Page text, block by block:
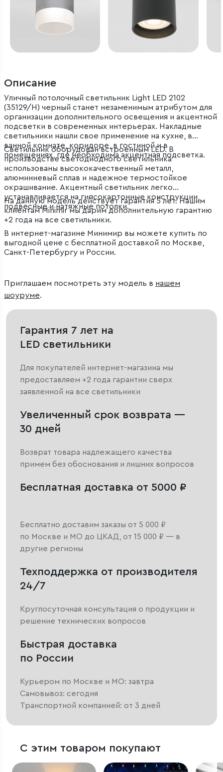
Описание
Уличный потолочный светильник Light LED 2102
(35129/H) черный станет незаменимым атрибутом для
организации дополнительного освещения и акцентной
подсветки в современных интерьерах. Накладные
светильники нашли свое применение на кухне, в
ванной комнате, коридоре, в гостиной и в
помещениях, где необходима акцентная подсветка.
Светильник оборудован встроенным LED. В
производстве светодиодного светильника
использованы высококачественный металл,
алюминиевый сплав и надежное термостойкое
окрашивание. Акцентный светильник легко
устанавливается на гипсокартонные конструкции,
подвесные и натяжные потолки.
На данную модель действует гарантия 5 лет. Нашим
клиентам Minimir мы дарим дополнительную гарантию
+2 года на все светильники.
В интернет-магазине Минимир вы можете купить по
выгодной цене с бесплатной доставкой по Москве,
Санкт-Петербургу и России.
Приглашаем посмотреть эту модель в нашем
шоуруме.
Гарантия 7 лет на
LED светильники
Для покупателей интернет-магазина мы
предоставляем +2 года гарантии сверх
заявленной на все светильники
Увеличенный срок возврата —
30 дней
Возврат товара надлежащего качества
примем без обоснования и лишних вопросов
Бесплатная доставка от 5000 ₽
Бесплатно доставим заказы от 5 000 ₽
по Москве и МО до ЦКАД, от 15 000 ₽ — в
другие регионы
Техподдержка от производителя
24/7
Круглосуточная консультация о продукции и
решение технических вопросов
Быстрая доставка
по России
Курьером по Москве и МО: завтра
Самовывоз: сегодня
Транспортной компанией: от 3 дней
С этим товаром покупают